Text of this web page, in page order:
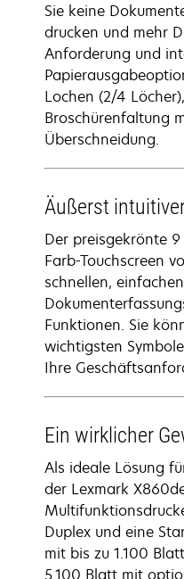
Sie keine
drucken und mehr
Anforderung und
Lochen (2/4
Broschürenfaltung
Überschneidung.
Äußerst
Der preisgekrönte 9
Farb-Touchscreen
schnellen,
Funktionen. Sie
wichtigsten
Ihre
Ein wirklicher
Als ideale Lösung
der Lexmark
Duplex und eine
mit bis zu 1.100
5.100 Blatt mit